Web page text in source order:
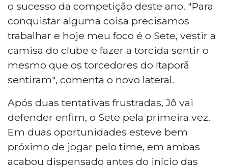
o sucesso da competição deste ano. "Para
conquistar alguma coisa precisamos
trabalhar e hoje meu foco é o Sete, vestir a
camisa do clube e fazer a torcida sentir o
mesmo que os torcedores do Itaporã
sentiram", comenta o novo lateral.
Após duas tentativas frustradas, Jô vai
defender enfim, o Sete pela primeira vez.
Em duas oportunidades esteve bem
próximo de jogar pelo time, em ambas
acabou dispensado antes do início das